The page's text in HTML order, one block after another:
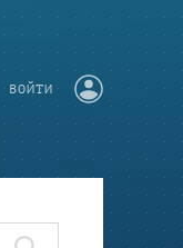
ВОЙТИ